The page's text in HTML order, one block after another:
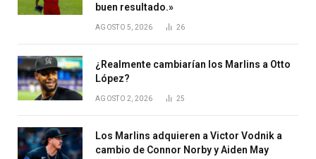
buen resultado.»
AGOSTO 5, 2026 26
¿Realmente cambiarían los Marlins a Otto
López?
AGOSTO 2, 2026 25
Los Marlins adquieren a Victor Vodnik a
cambio de Connor Norby y Aiden May